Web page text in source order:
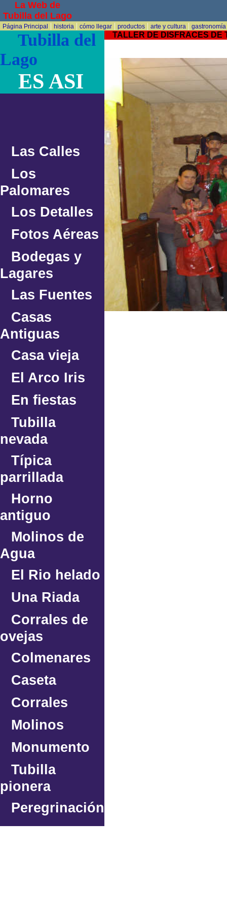
La Web de
Tubilla del Lago
Página Principal | historia | cómo llegar| productos| arte y cultura | gastronomía
Tubilla del
Lago
ES ASI
Las Calles
Los
Palomares
Los Detalles
Fotos Aéreas
Bodegas y
Lagares
Las Fuentes
Casas
Antiguas
Casa vieja
El Arco Iris
En fiestas
Tubilla
nevada
Típica
parrillada
Horno
antiguo
Molinos de
Agua
El Rio helado
Una Riada
Corrales de
ovejas
Colmenares
Caseta
Corrales
Molinos
Monumento
Tubilla
pionera
Peregrinación
TALLER DE DISFRACES DE